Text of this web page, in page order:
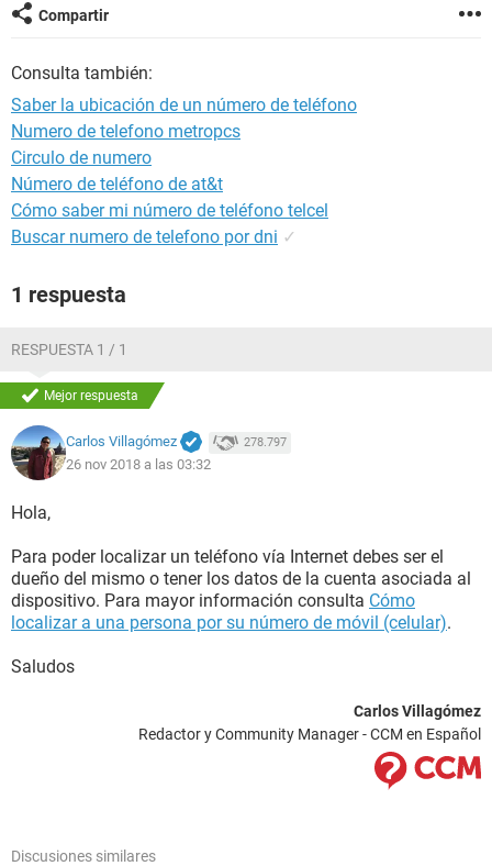
Compartir
Consulta también:
Saber la ubicación de un número de teléfono
Numero de telefono metropcs
Circulo de numero
Número de teléfono de at&t
Cómo saber mi número de teléfono telcel
Buscar numero de telefono por dni ✓
1 respuesta
RESPUESTA 1 / 1
Mejor respuesta
Carlos Villagómez 278.797
26 nov 2018 a las 03:32
Hola,
Para poder localizar un teléfono vía Internet debes ser el
dueño del mismo o tener los datos de la cuenta asociada al
dispositivo. Para mayor información consulta Cómo
localizar a una persona por su número de móvil (celular).
Saludos
Carlos Villagómez
Redactor y Community Manager - CCM en Español
Discusiones similares